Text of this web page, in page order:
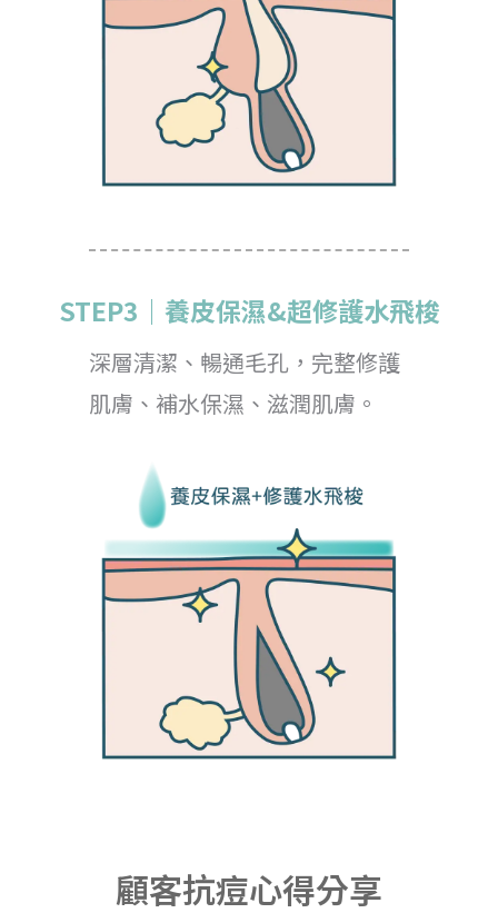
STEP3｜養皮保濕&超修護水飛梭
深層清潔、暢通毛孔，完整修護
肌膚、補水保濕、滋潤肌膚。
顧客抗痘心得分享